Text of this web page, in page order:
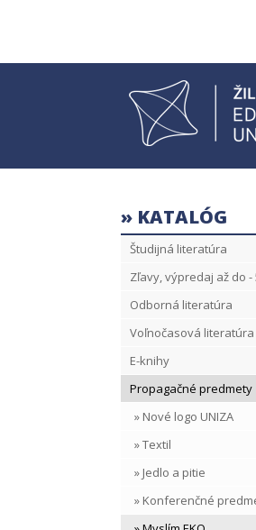
» KATALÓG
Študijná literatúra
Zľavy, výpredaj až do -
Odborná literatúra
Voľnočasová literatúra
E-knihy
Propagačné predmety
» Nové logo UNIZA
» Textil
» Jedlo a pitie
» Konferenčné